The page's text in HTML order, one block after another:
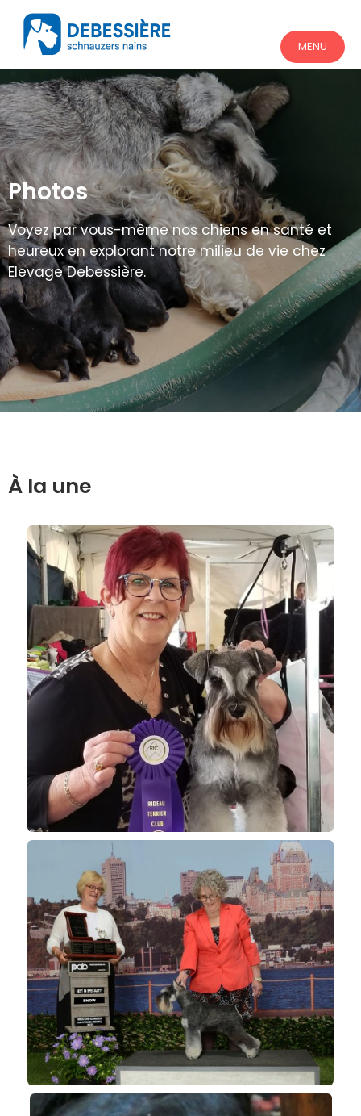
MENU
Photos
Voyez par vous-même nos chiens en santé et
heureux en explorant notre milieu de vie chez
Elevage Debessière.
À la une